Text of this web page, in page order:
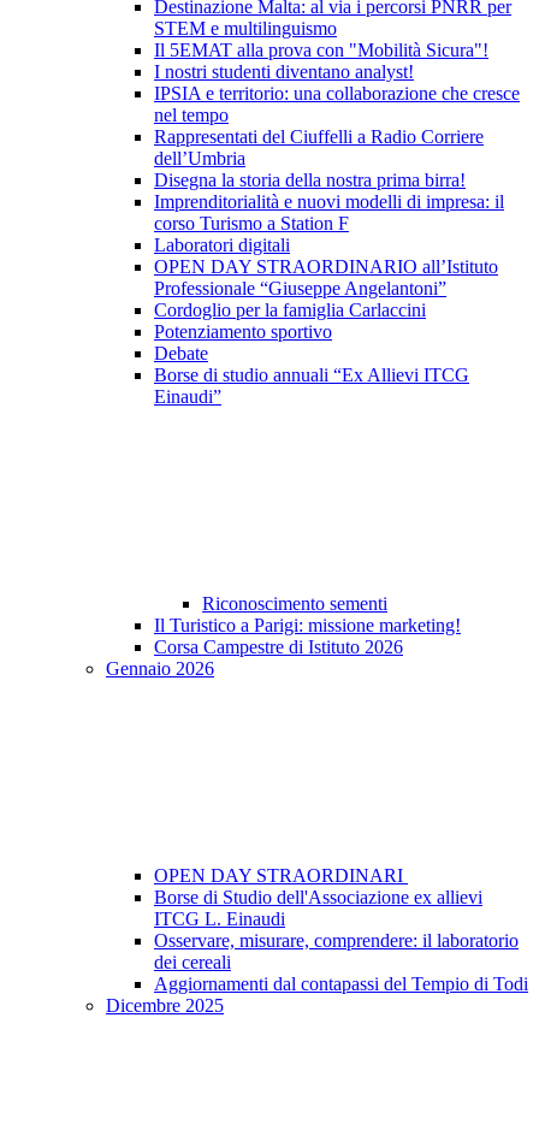
Destinazione Malta: al via i percorsi PNRR per
STEM e multilinguismo
Il 5EMAT alla prova con "Mobilità Sicura"!
I nostri studenti diventano analyst!
IPSIA e territorio: una collaborazione che cresce
nel tempo
Rappresentati del Ciuffelli a Radio Corriere
dell’Umbria
Disegna la storia della nostra prima birra!
Imprenditorialità e nuovi modelli di impresa: il
corso Turismo a Station F
Laboratori digitali
OPEN DAY STRAORDINARIO all’Istituto
Professionale “Giuseppe Angelantoni”
Cordoglio per la famiglia Carlaccini
Potenziamento sportivo
Debate
Borse di studio annuali “Ex Allievi ITCG
Einaudi”
Riconoscimento sementi
Il Turistico a Parigi: missione marketing!
Corsa Campestre di Istituto 2026
Gennaio 2026
OPEN DAY STRAORDINARI
Borse di Studio dell'Associazione ex allievi
ITCG L. Einaudi
Osservare, misurare, comprendere: il laboratorio
dei cereali
Aggiornamenti dal contapassi del Tempio di Todi
Dicembre 2025